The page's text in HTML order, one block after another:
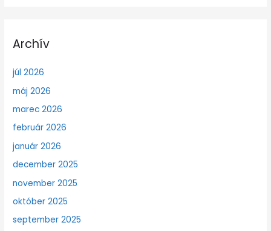
Archív
júl 2026
máj 2026
marec 2026
február 2026
január 2026
december 2025
november 2025
október 2025
september 2025